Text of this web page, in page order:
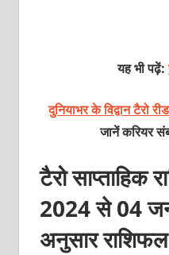
यह भी पढ़ें:
दुनियाभर के विद्वान टैरो
जानें करियर
टैरो साप्ताहिक
2024 से 04
अनुसार राशिफल